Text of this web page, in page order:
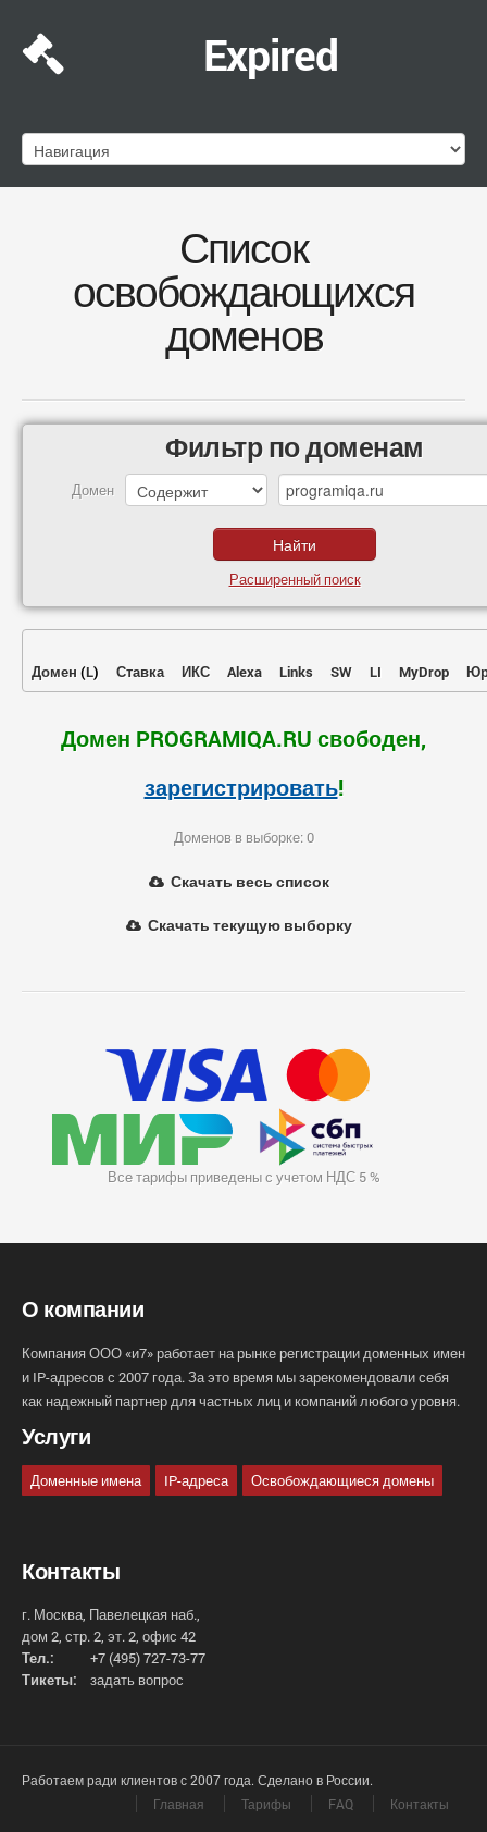
Expired
Список
освобождающихся
доменов
Фильтр по доменам
Домен
Расширенный поиск
Домен (L) Ставка ИКС Alexa Links SW LI MyDrop
Домен PROGRAMIQA.RU свободен,
зарегистрировать!
Доменов в выборке: 0
Скачать весь список
Скачать текущую выборку
Все тарифы приведены с учетом НДС 5 %
О компании
Компания ООО «и7» работает на рынке регистрации доменных имен
и IP-адресов с 2007 года. За это время мы зарекомендовали себя
как надежный партнер для частных лиц и компаний любого уровня.
Услуги
Доменные имена IP-адреса Освобождающиеся домены
Контакты
г. Москва, Павелецкая наб.,
дом 2, стр. 2, эт. 2, офис 42
Тел.:
+7 (495) 727-73-77
Тикеты:
задать вопрос
Работаем ради клиентов с 2007 года. Сделано в России.
Главная
Тарифы FAQ Контакты